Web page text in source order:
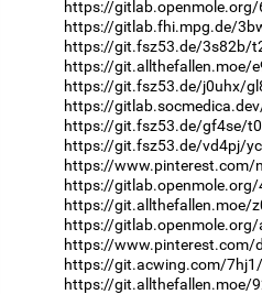
https://
https://gitlab.fhi.mpg.de/
https://git.fsz53.de/3s82b/
https://git.allthefallen.moe/
https://git.fsz53.de/j0uhx/
https://
https://git.fsz53.de/gf4se/
https://git.fsz53.de/vd4pj/
https://www.pinterest.com/
https://
https://git.allthefallen.moe/
https://
https://www.pinterest.com/
https://git.acwing.com/
https://git.allthefallen.moe/